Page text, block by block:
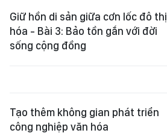
Giữ hồn di sản giữa cơn lốc đô thị
hóa - Bài 3: Bảo tồn gắn với đời
sống cộng đồng
Tạo thêm không gian phát triển
công nghiệp văn hóa